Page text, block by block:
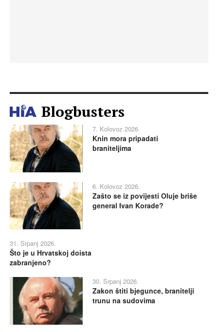
Blogbusters
7. Kolovoz 2026.
Knin mora pripadati
braniteljima
6. Kolovoz 2026.
Zašto se iz povijesti Oluje briše
general Ivan Korade?
31. Srpanj 2026.
Što je u Hrvatskoj doista
zabranjeno?
30. Srpanj 2026.
Zakon štiti bjegunce, branitelji
trunu na sudovima